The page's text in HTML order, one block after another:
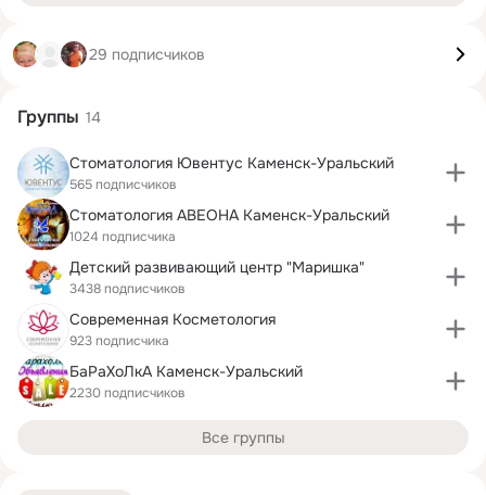
29 подписчиков
Группы 14
Стоматология Ювентус Каменск-Уральский
565 подписчиков
Стоматология АВЕОНА Каменск-Уральский
1024 подписчика
Детский развивающий центр "Маришка"
3438 подписчиков
Современная Косметология
923 подписчика
БаРаХоЛкА Каменск-Уральский
2230 подписчиков
Все группы